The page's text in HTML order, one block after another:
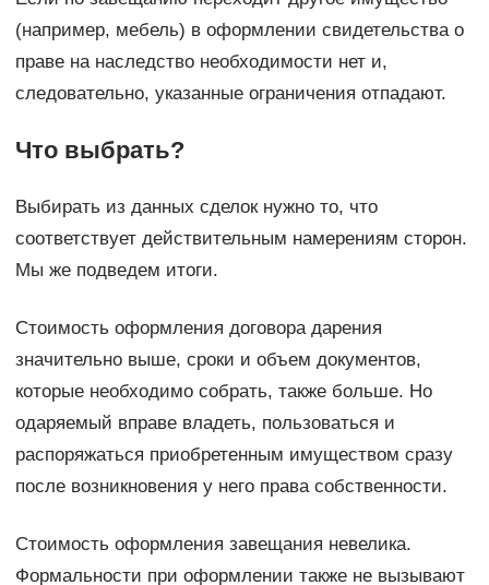
(например, мебель) в оформлении свидетельства о
праве на наследство необходимости нет и,
следовательно, указанные ограничения отпадают.
Что выбрать?
Выбирать из данных сделок нужно то, что
соответствует действительным намерениям сторон.
Мы же подведем итоги.
Стоимость оформления договора дарения
значительно выше, сроки и объем документов,
которые необходимо собрать, также больше. Но
одаряемый вправе владеть, пользоваться и
распоряжаться приобретенным имуществом сразу
после возникновения у него права собственности.
Стоимость оформления завещания невелика.
Формальности при оформлении также не вызывают